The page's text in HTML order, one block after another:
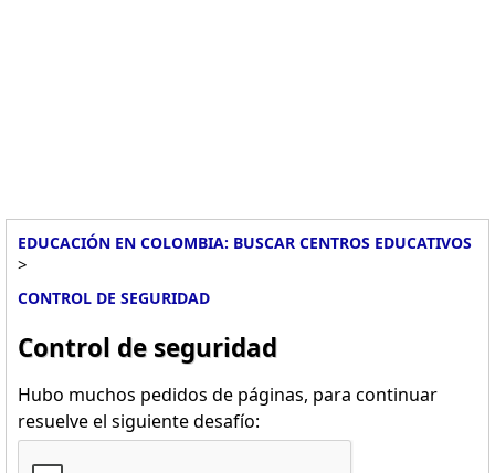
EDUCACIÓN EN COLOMBIA: BUSCAR CENTROS EDUCATIVOS
>
CONTROL DE SEGURIDAD
Control de seguridad
Hubo muchos pedidos de páginas, para continuar
resuelve el siguiente desafío: